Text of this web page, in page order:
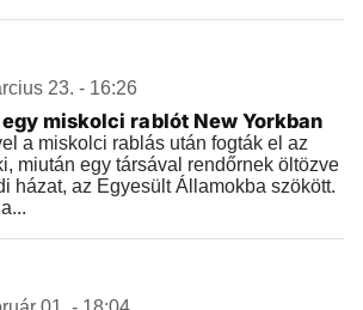
23. - 16:26
miskolci rablót New Yorkban
a miskolci rablás után fogták el az
miután egy társával rendőrnek öltözve
házat, az Egyesült Államokba szökött.